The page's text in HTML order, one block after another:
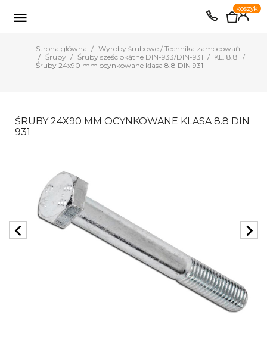
EUR PLN

0
koszyk
Strona główna
Wyroby śrubowe / Technika zamocowań
Śruby
Śruby sześciokątne DIN-933/DIN-931
KL. 8.8
Śruby 24x90 mm ocynkowane klasa 8.8 DIN 931
ŚRUBY 24X90 MM OCYNKOWANE KLASA 8.8 DIN
931
chevron_left chevron_right